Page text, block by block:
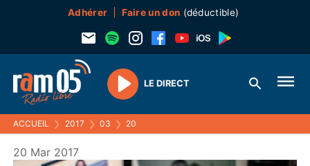
Adhérer Faire un don (déductible)
Play
LE DIRECT
ACCUEIL ❯ 2017 ❯ 03 ❯ 20
20 Mar 2017